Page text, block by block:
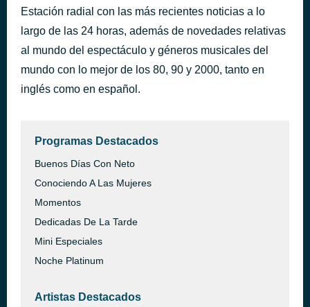
El Me Mintio
Amanda Miguel
Ese Tipo Soy Yo (Esse Cara Sou Eu)
Roberto Carlos
hace 19 minutos
Estación radial con las más recientes noticias a lo
largo de las 24 horas, además de novedades relativas
al mundo del espectáculo y géneros musicales del
mundo con lo mejor de los 80, 90 y 2000, tanto en
inglés como en español.
Programas Destacados
Buenos Días Con Neto
Conociendo A Las Mujeres
Momentos
Dedicadas De La Tarde
Mini Especiales
Noche Platinum
Artistas Destacados